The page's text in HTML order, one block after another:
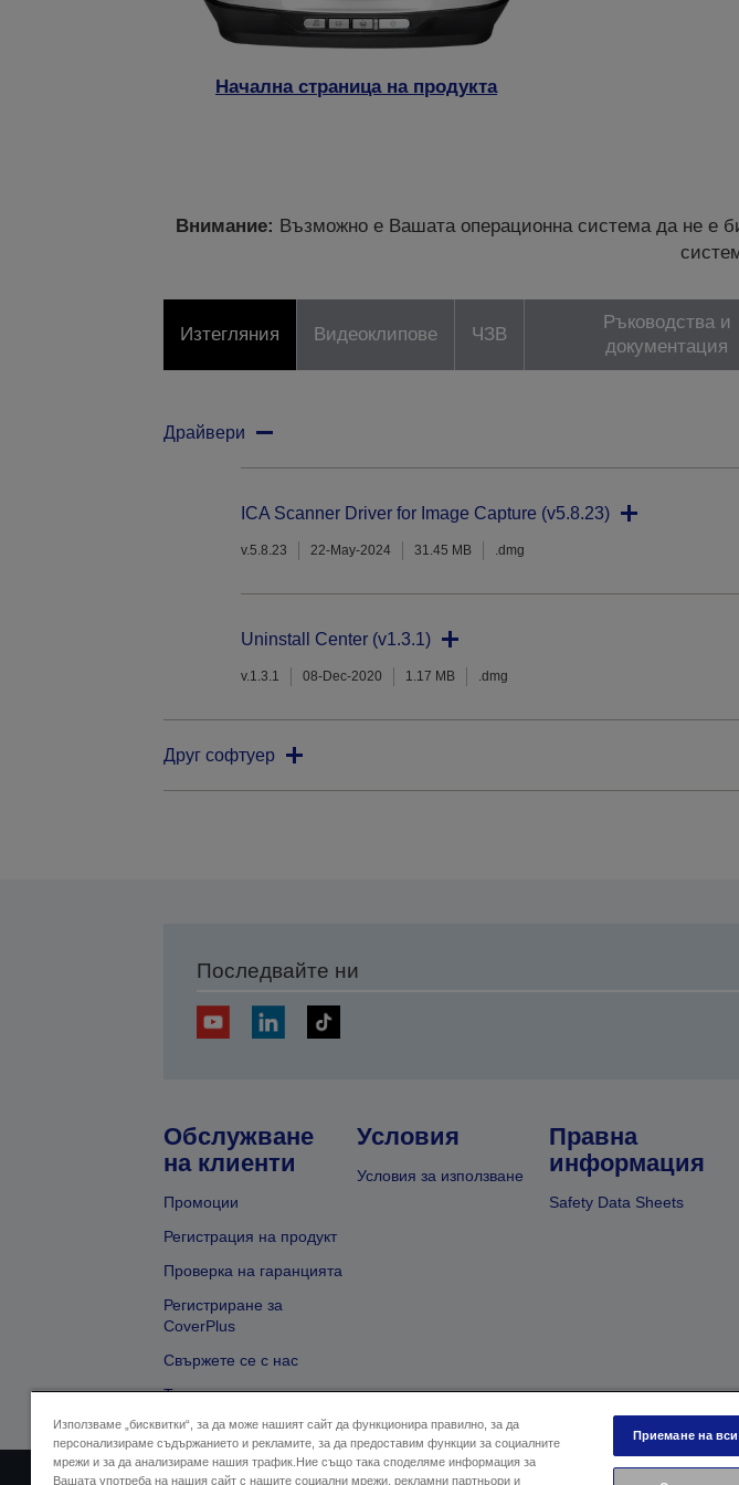
Начална страница на продукта
Внимание: Възможно е Вашата операционна система да не е
Изтегляния Видеоклипове ЧЗВ
Ръководства и
документация
Драйвери
ICA Scanner Driver for Image Capture (v5.8.23)
v.5.8.23 22-May-2024 31.45 MB .dmg
Uninstall Center (v1.3.1)
v.1.3.1 08-Dec-2020 1.17 MB .dmg
Друг софтуер
Последвайте ни
Обслужване
на клиенти
Промоции
Регистрация на продукт
Проверка на гаранцията
Регистриране за
CoverPlus
Свържете се с нас
Търсене на търговец
Условия
Условия за използване
Правна
информация
Safety Data Sheets
Използваме „бисквитки“, за да може нашият сайт да функционира правилно, за да
персонализираме съдържанието и рекламите, за да предоставим функции за социалните
мрежи и за да анализираме нашия трафик.Ние също така споделяме информация за
Вашата употреба на нашия сайт с нашите социални мрежи, рекламни партньори и
Приемане на